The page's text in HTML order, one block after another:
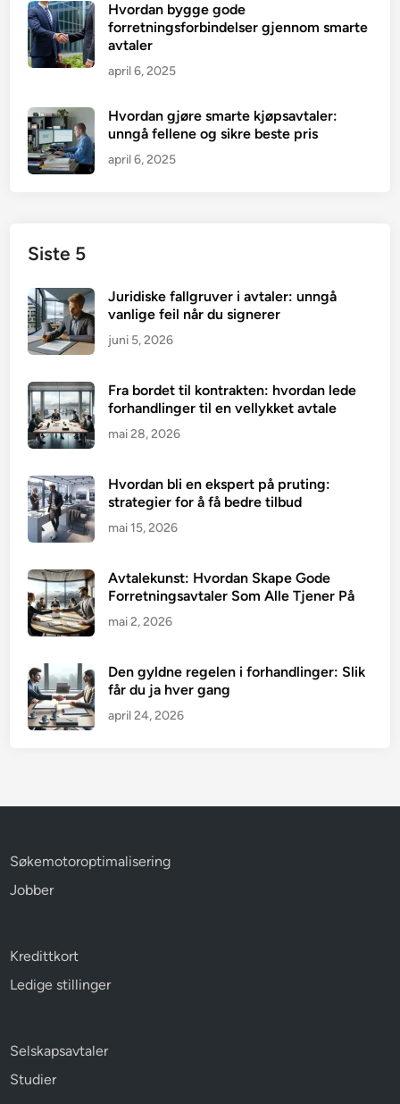
Hvordan bygge gode
forretningsforbindelser gjennom smarte
avtaler
april 6, 2025
Hvordan gjøre smarte kjøpsavtaler:
unngå fellene og sikre beste pris
april 6, 2025
Siste 5
Juridiske fallgruver i avtaler: unngå
vanlige feil når du signerer
juni 5, 2026
Fra bordet til kontrakten: hvordan lede
forhandlinger til en vellykket avtale
mai 28, 2026
Hvordan bli en ekspert på pruting:
strategier for å få bedre tilbud
mai 15, 2026
Avtalekunst: Hvordan Skape Gode
Forretningsavtaler Som Alle Tjener På
mai 2, 2026
Den gyldne regelen i forhandlinger: Slik
får du ja hver gang
april 24, 2026
Søkemotoroptimalisering
Jobber
Kredittkort
Ledige stillinger
Selskapsavtaler
Studier